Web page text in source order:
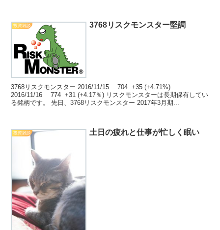
投資雑談 3768リスクモンスター堅調
3768リスクモンスター 2016/11/15 704 +35 (+4.71%)
2016/11/16 774 +31 (+4.17％) リスクモンスターは長期保有してい
る銘柄です。 先日、3768リスクモンスター 2017年3月期...
投資雑談 土日の疲れと仕事が忙しく眠い